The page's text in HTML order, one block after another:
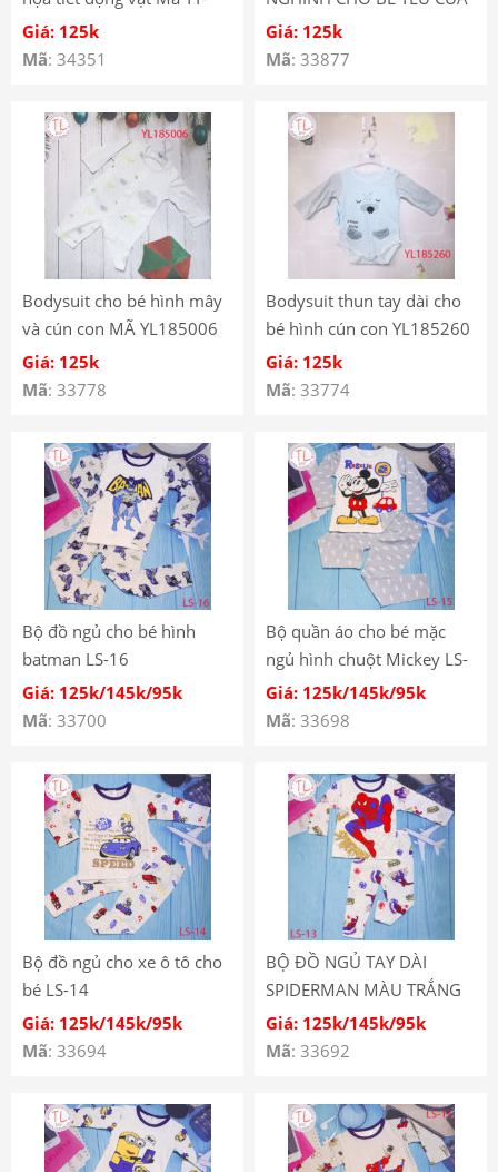
981
Giá: 125k
Mã: 34351
BẠN 7200-02 ONG
Giá: 125k
Mã: 33877
Bodysuit cho bé hình mây
và cún con MÃ YL185006
Giá: 125k
Mã: 33778
Bodysuit thun tay dài cho
bé hình cún con YL185260
Giá: 125k
Mã: 33774
Bộ đồ ngủ cho bé hình
batman LS-16
Giá: 125k/145k/95k
Mã: 33700
Bộ quần áo cho bé mặc
ngủ hình chuột Mickey LS-
15
Giá: 125k/145k/95k
Mã: 33698
Bộ đồ ngủ cho xe ô tô cho
bé LS-14
Giá: 125k/145k/95k
Mã: 33694
BỘ ĐỒ NGỦ TAY DÀI
SPIDERMAN MÀU TRẮNG
CHO BÉ LS-13
Giá: 125k/145k/95k
Mã: 33692